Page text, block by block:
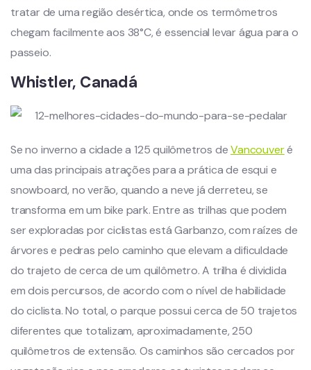
tratar de uma região desértica, onde os termômetros
chegam facilmente aos 38°C, é essencial levar água para o
passeio.
Whistler, Canadá
Se no inverno a cidade a 125 quilômetros deVancouveré
uma das principais atrações para a prática de esqui e
snowboard, no verão, quando a neve já derreteu, se
transforma em um bike park. Entre as trilhas que podem
ser exploradas por ciclistas está Garbanzo, com raízes de
árvores e pedras pelo caminho que elevam a dificuldade
do trajeto de cerca de um quilômetro. A trilha é dividida
em dois percursos, de acordo com o nível de habilidade
do ciclista. No total, o parque possui cerca de 50 trajetos
diferentes que totalizam, aproximadamente, 250
quilômetros de extensão. Os caminhos são cercados por